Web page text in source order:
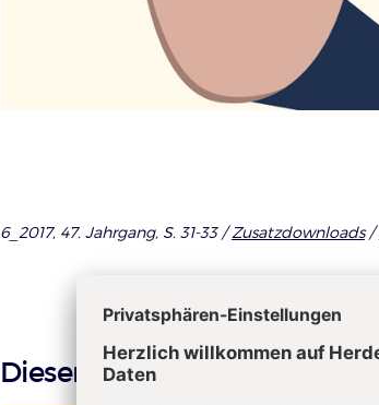
6_2017, 47. Jahrgang, S. 31-33 /Zusatzdownloads/
Diesen Artikel jetzt lesen!